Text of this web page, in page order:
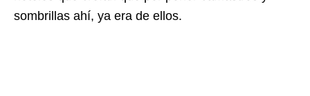
sombrillas ahí, ya era de ellos.